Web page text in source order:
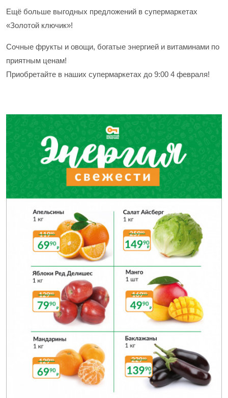
Ещё больше выгодных предложений в супермаркетах
«Золотой ключик»!
Сочные фрукты и овощи, богатые энергией и витаминами по
приятным ценам!
Приобретайте в наших супермаркетах до 9:00 4 февраля!